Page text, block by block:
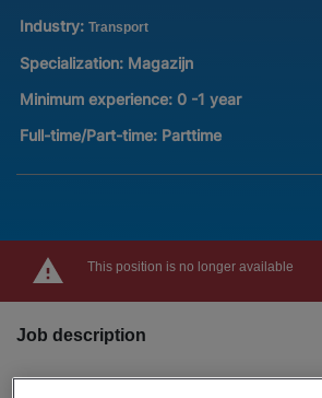
Industry: Transport
Specialization: Magazijn
Minimum experience: 0 -1 year
Full-time/Part-time: Parttime
This position is no longer available
Job description